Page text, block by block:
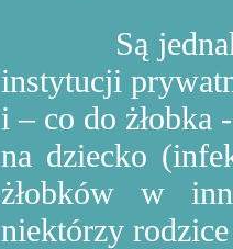
Są
instytucji
i – co do żłobka
na dziecko
żłobków w
niektórzy